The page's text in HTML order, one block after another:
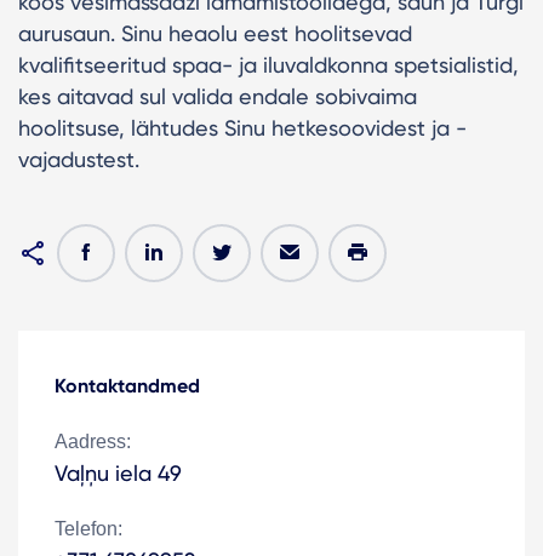
aurusaun. Sinu heaolu eest hoolitsevad
kvalifitseeritud spaa- ja iluvaldkonna spetsialistid,
kes aitavad sul valida endale sobivaima
hoolitsuse, lähtudes Sinu hetkesoovidest ja -
vajadustest.
Kontaktandmed
Aadress:
Vaļņu iela 49
Telefon: